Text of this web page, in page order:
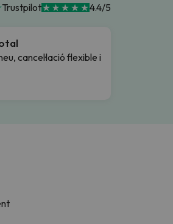
Trustpilot 4.4/5
cancel·lació flexible i